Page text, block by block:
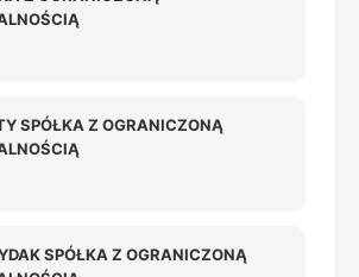
SPÓŁKA Z OGRANICZONĄ
SPÓŁKA Z OGRANICZONĄ